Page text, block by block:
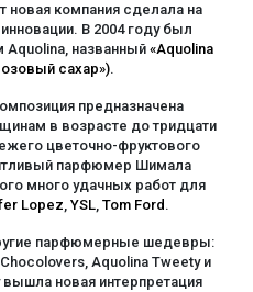
новая компания сделала на
В 2004 году был
названный «Aquolina
сахар»).
предназначена
в возрасте до тридцати
цветочно-фруктового
парфюмер Шимала
много удачных работ для
Lopez, YSL, Tom Ford .
парфюмерные шедевры:
Aquolina Tweety и
вышла новая интерпретация